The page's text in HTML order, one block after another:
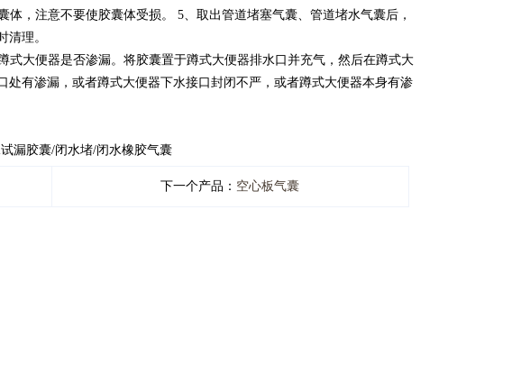
，注意不要使胶囊体受损。 5、取出管道堵塞气囊、管道堵水气囊后，
清理。
大便器是否渗漏。将胶囊置于蹲式大便器排水口并充气，然后在蹲式大
有渗漏，或者蹲式大便器下水接口封闭不严，或者蹲式大便器本身有渗
漏胶囊/闭水堵/闭水橡胶气囊
下一个产品： 空心板气囊